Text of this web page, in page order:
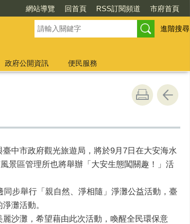
網站導覽 回首頁 RSS訂閱頻道 市府首頁
進階搜尋
政府公開資訊
便民服務
中市政府觀光旅遊局，將於9月7日在大安海水
景區管理所也將舉辦「大安生態闖關趣！」活
步舉行「親自然、淨相隨」淨灘公益活動，臺
灘活動。
沙灘，希望藉由此次活動，喚醒全民環保意